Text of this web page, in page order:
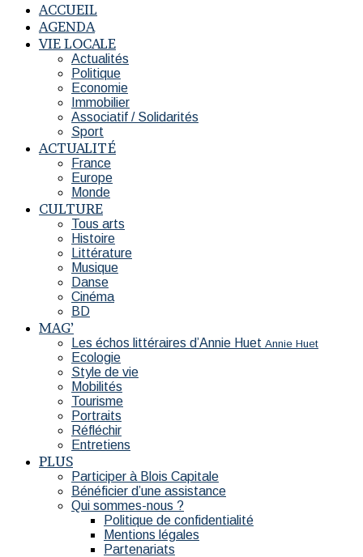
ACCUEIL
AGENDA
VIE LOCALE
Actualités
Politique
Economie
Immobilier
Associatif / Solidarités
Sport
ACTUALITÉ
France
Europe
Monde
CULTURE
Tous arts
Histoire
Littérature
Musique
Danse
Cinéma
BD
MAG’
Les échos littéraires d’Annie Huet Annie Huet
Ecologie
Style de vie
Mobilités
Tourisme
Portraits
Réfléchir
Entretiens
PLUS
Participer à Blois Capitale
Bénéficier d’une assistance
Qui sommes-nous ?
Politique de confidentialité
Mentions légales
Partenariats